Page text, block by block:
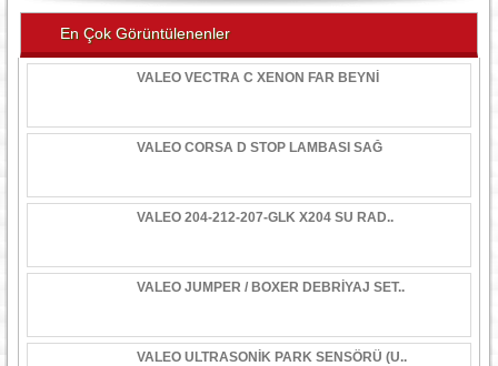
En Çok Görüntülenenler
VALEO VECTRA C XENON FAR BEYNİ
VALEO CORSA D STOP LAMBASI SAĞ
VALEO 204-212-207-GLK X204 SU RAD..
VALEO JUMPER / BOXER DEBRİYAJ SET..
VALEO ULTRASONİK PARK SENSÖRÜ (U..